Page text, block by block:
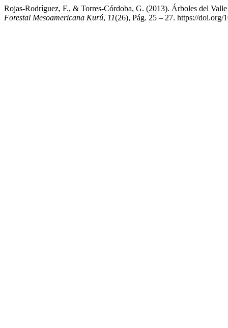
Rojas-Rodríguez, F., & Torres-Córdoba, G. (2013). Árboles del
Forestal Mesoamericana Kurú, 11(26), Pág. 25 – 27. https://doi.org/